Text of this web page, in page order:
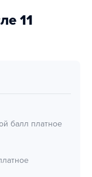
11
балл платное